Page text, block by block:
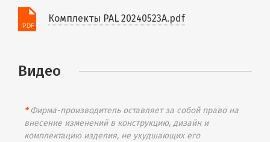
Комплекты PAL 20240523A.pdf
Видео
*Фирма-производитель оставляет за собой право на
внесение изменений в конструкцию, дизайн и
комплектацию изделия, не ухудшающих его